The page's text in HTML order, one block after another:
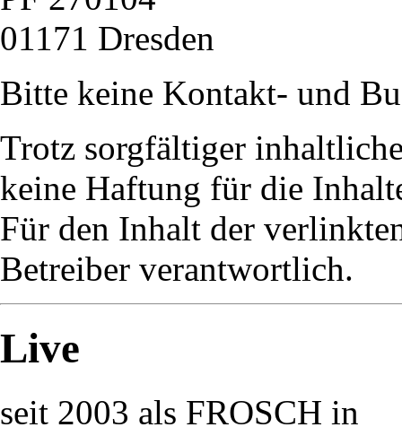
01171 Dresden
Bitte keine Kontakt- und
Trotz sorgfältiger
keine Haftung für die
Für den Inhalt der
Betreiber verantwortlich.
Live
seit 2003 als FROSCH in